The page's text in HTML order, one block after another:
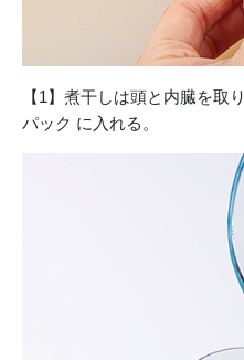
【1】煮干しは頭と内臓を取
パック に入れる。